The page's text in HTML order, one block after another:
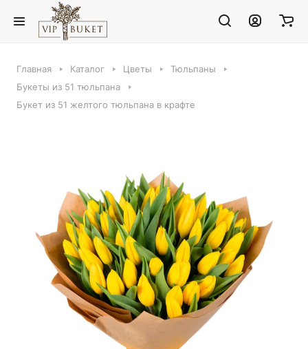
Главная Каталог Цветы
Тюльпаны
Букеты из 51 тюльпана
Букет из 51 желтого тюльпана в крафте